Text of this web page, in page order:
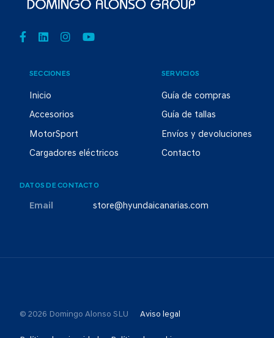
SECCIONES
Inicio
Accesorios
MotorSport
Cargadores eléctricos
SERVICIOS
Guía de compras
Guía de tallas
Envíos y devoluciones
Contacto
DATOS DE CONTACTO
Email store@hyundaicanarias.com
© 2026 Domingo Alonso SLU Aviso legal